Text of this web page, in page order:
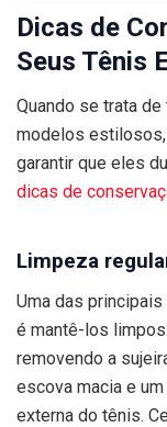
Dicas de
Seus Tênis
Quando se trata
modelos
garantir que eles
dicas de
Limpeza
Uma das
é mantê-los
removendo a
escova macia e
externa do tênis.